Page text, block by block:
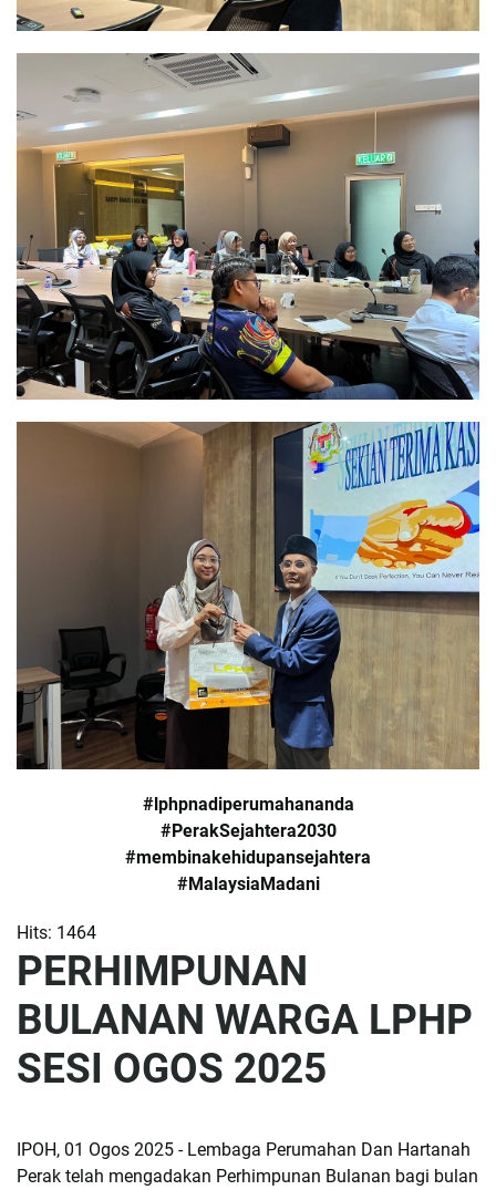
#lphpnadiperumahananda
#PerakSejahtera2030
#membinakehidupansejahtera
#MalaysiaMadani
Hits: 1464
PERHIMPUNAN
BULANAN WARGA LPHP
SESI OGOS 2025
IPOH, 01 Ogos 2025 - Lembaga Perumahan Dan Hartanah
Perak telah mengadakan Perhimpunan Bulanan bagi bulan